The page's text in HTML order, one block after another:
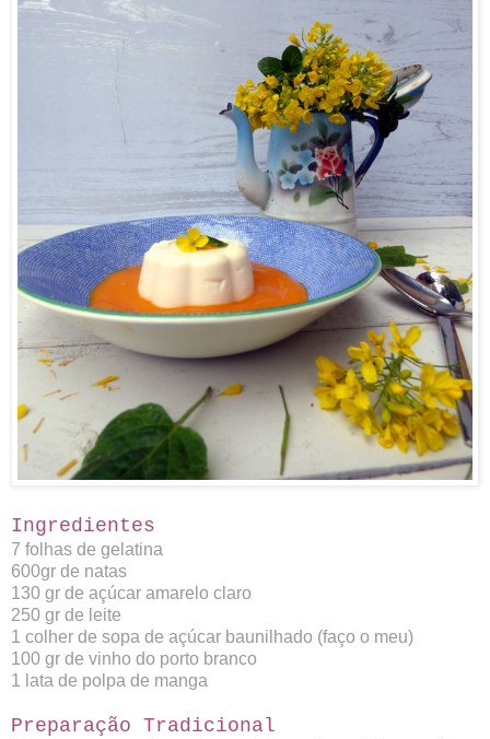
Ingredientes
7 folhas de gelatina
600gr de natas
130 gr de açúcar amarelo claro
250 gr de leite
1 colher de sopa de açúcar baunilhado (faço o meu)
100 gr de vinho do porto branco
1 lata de polpa de manga
Preparação Tradicional